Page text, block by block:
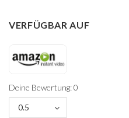
VERFÜGBAR AUF
Deine Bewertung: 0
0.5